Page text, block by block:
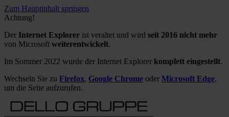
Zum Hauptinhalt springen
Achtung!
Der Internet Explorer ist veraltet und wird seit 2016 nicht mehr
von Microsoft weiterentwickelt.
Im Sommer 2022 wurde der Internet Explorer komplett eingestellt.
Wechseln Sie zu Firefox, Google Chrome oder Microsoft Edge,
um die Seite aufzurufen.